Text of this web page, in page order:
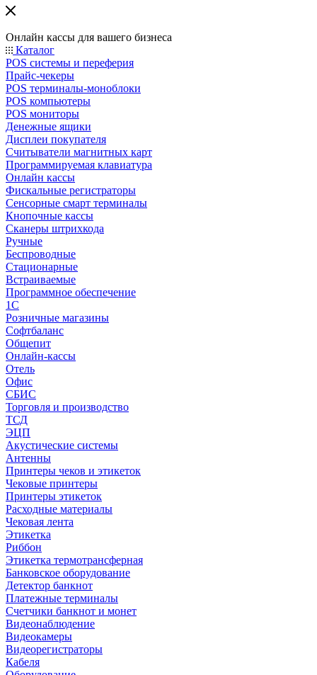
Онлайн кассы для вашего бизнеса
Каталог
POS системы и переферия
Прайс-чекеры
POS терминалы-моноблоки
POS компьютеры
POS мониторы
Денежные ящики
Дисплеи покупателя
Считыватели магнитных карт
Программируемая клавиатура
Онлайн кассы
Фискальные регистраторы
Сенсорные смарт терминалы
Кнопочные кассы
Сканеры штрихкода
Ручные
Беспроводные
Стационарные
Встраиваемые
Программное обеспечение
1С
Розничные магазины
Софтбаланс
Общепит
Онлайн-кассы
Отель
Офис
СБИС
Торговля и производство
ТСД
ЭЦП
Акустические системы
Антенны
Принтеры чеков и этикеток
Чековые принтеры
Принтеры этикеток
Расходные материалы
Чековая лента
Этикетка
Риббон
Этикетка термотрансферная
Банковское оборудование
Детектор банкнот
Платежные терминалы
Счетчики банкнот и монет
Видеонаблюдение
Видеокамеры
Видеорегистраторы
Кабеля